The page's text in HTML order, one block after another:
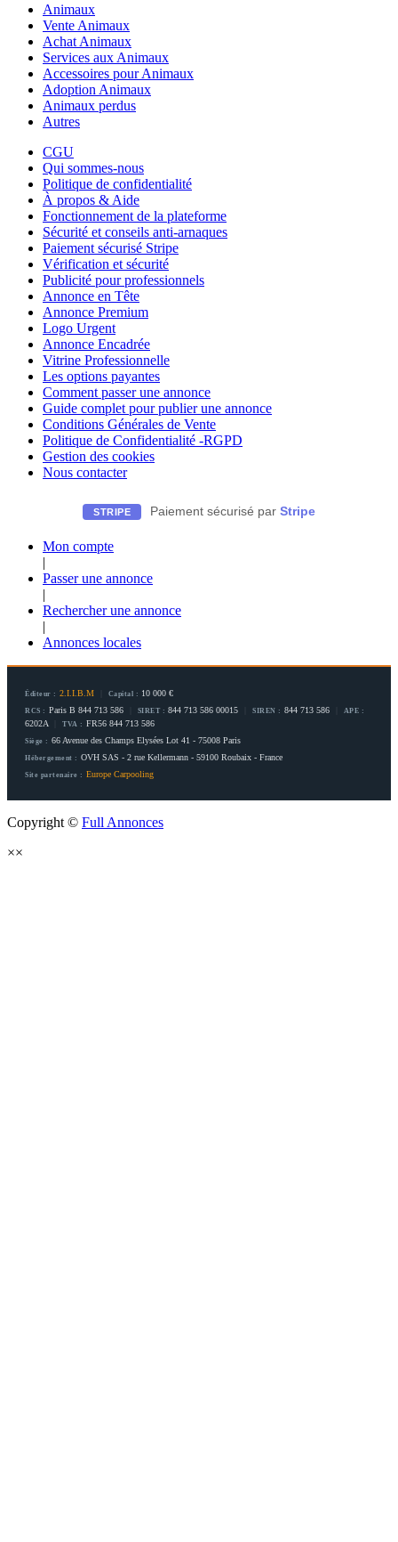
Animaux
Vente Animaux
Achat Animaux
Services aux Animaux
Accessoires pour Animaux
Adoption Animaux
Animaux perdus
Autres
CGU
Qui sommes-nous
Politique de confidentialité
À propos & Aide
Fonctionnement de la plateforme
Sécurité et conseils anti-arnaques
Paiement sécurisé Stripe
Vérification et sécurité
Publicité pour professionnels
Annonce en Tête
Annonce Premium
Logo Urgent
Annonce Encadrée
Vitrine Professionnelle
Les options payantes
Comment passer une annonce
Guide complet pour publier une annonce
Conditions Générales de Vente
Politique de Confidentialité -RGPD
Gestion des cookies
Nous contacter
STRIPE Paiement sécurisé par Stripe
Mon compte
|
Passer une annonce
|
Rechercher une annonce
|
Annonces locales
Éditeur : 2.I.I.B.M Capital : 10 000 €
RCS : Paris B 844 713 586 SIRET : 844 713 586 00015 SIREN : 844 713 586 APE :
6202A TVA : FR56 844 713 586
Siège : 66 Avenue des Champs Elysées Lot 41 - 75008 Paris
Hébergement : OVH SAS - 2 rue Kellermann - 59100 Roubaix - France
Site partenaire : Europe Carpooling
Copyright © Full Annonces
××